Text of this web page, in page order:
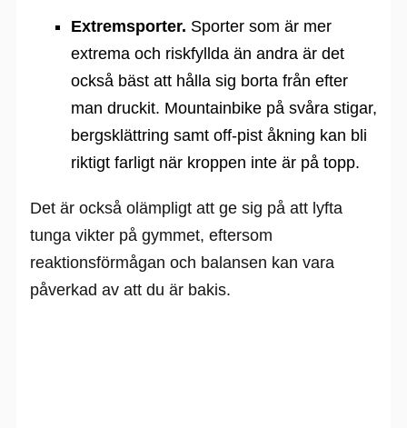
Extremsporter. Sporter som är mer
extrema och riskfyllda än andra är det
också bäst att hålla sig borta från efter
man druckit. Mountainbike på svåra stigar,
bergsklättring samt off-pist åkning kan bli
riktigt farligt när kroppen inte är på topp.
Det är också olämpligt att ge sig på att lyfta
tunga vikter på gymmet, eftersom
reaktionsförmågan och balansen kan vara
påverkad av att du är bakis.